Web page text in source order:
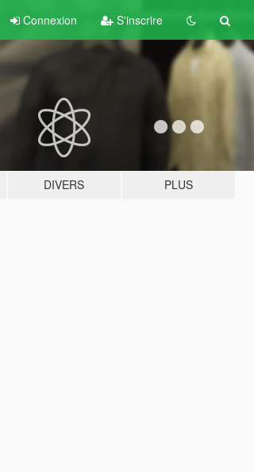
Connexion S'inscrire
DIVERS PLUS